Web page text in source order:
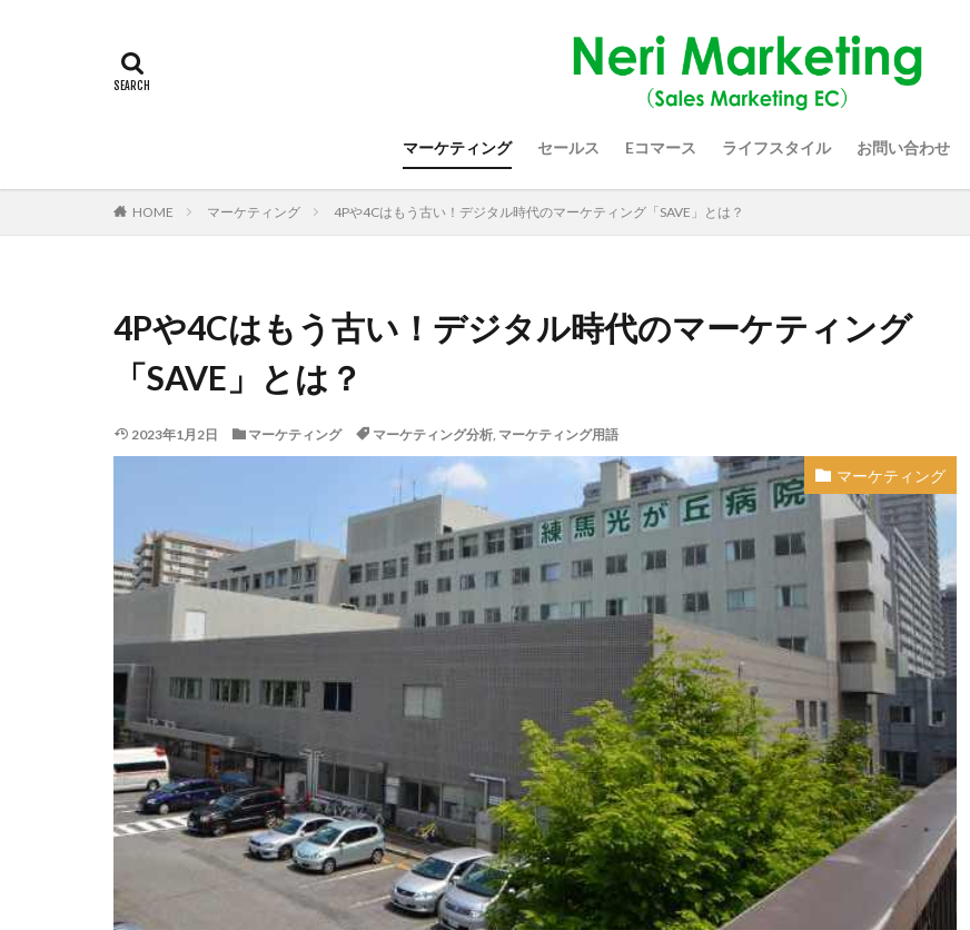
マーケティング セールス Eコマース ライフスタイル お問い合わせ
HOME マーケティング 4Pや4Cはもう古い！デジタル時代のマーケティング「SAVE」とは？
4Pや4Cはもう古い！デジタル時代のマーケティング
「SAVE」とは？
2023年1月2日 マーケティング マーケティング分析, マーケティング用語
マーケティング